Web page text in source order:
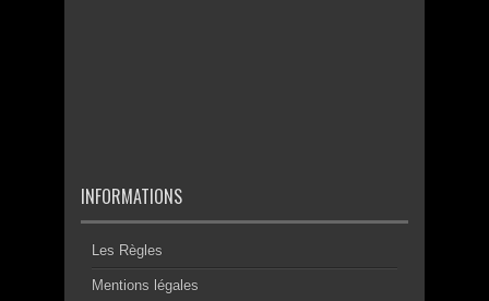
INFORMATIONS
Les Règles
Mentions légales